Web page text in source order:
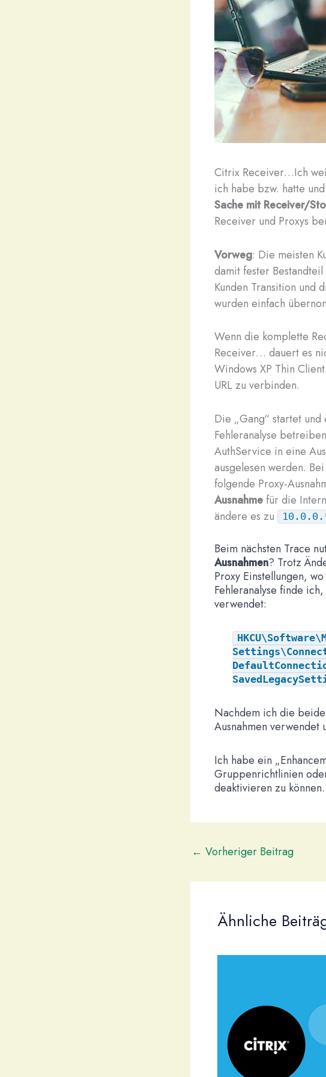
Citrix Receiver…Ich
ich habe bzw. hatte
Sache mit Receiver/
Receiver und Proxys
Vorweg: Die meisten
damit fester
Kunden Transition und
wurden einfach
Wenn die komplette
Receiver… dauert es
Windows XP Thin
URL zu verbinden.
Die „Gang“ startet
Fehleranalyse
AuthService in eine
ausgelesen werden.
folgende Proxy-
Ausnahme für die
ändere es zu
Beim nächsten Trace
Ausnahmen? Trotz
Proxy Einstellungen,
Fehleranalyse finde
verwendet:
Nachdem ich die
Ausnahmen verwendet
Ich habe ein „E
Gruppenrichtlinien
deaktivieren zu können.
← Vorheriger Beitrag
Ähnliche